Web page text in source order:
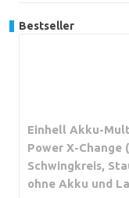
Bestseller
Einhell Akku-
Power X-Change
Schwingkreis,
ohne Akku und